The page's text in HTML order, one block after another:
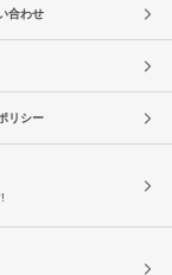
合わせ
リシー